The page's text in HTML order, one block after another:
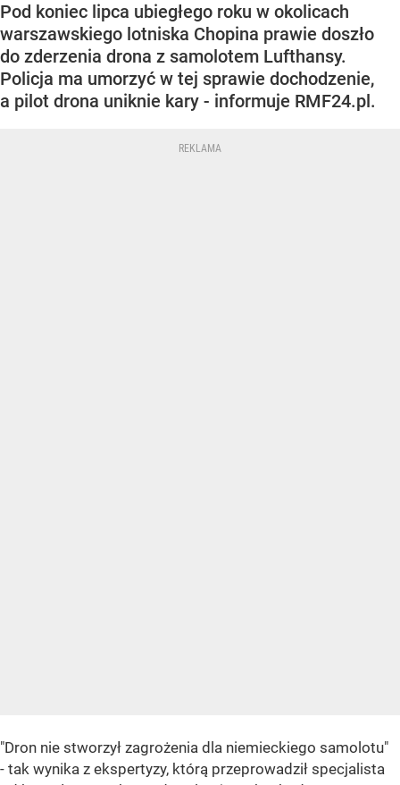
Pod koniec lipca ubiegłego roku w okolicach
warszawskiego lotniska Chopina prawie doszło
do zderzenia drona z samolotem Lufthansy.
Policja ma umorzyć w tej sprawie dochodzenie,
a pilot drona uniknie kary - informuje RMF24.pl.
"Dron nie stworzył zagrożenia dla niemieckiego samolotu"
- tak wynika z ekspertyzy, którą przeprowadził specjalista